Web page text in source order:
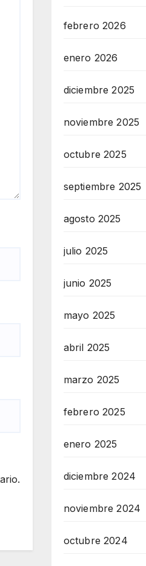
febrero 2026
enero 2026
diciembre 2025
noviembre 2025
octubre 2025
septiembre 2025
agosto 2025
julio 2025
junio 2025
mayo 2025
abril 2025
marzo 2025
febrero 2025
enero 2025
diciembre 2024
noviembre 2024
octubre 2024